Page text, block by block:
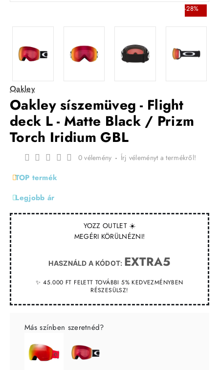
-28%
Oakley
Oakley síszemüveg - Flight
deck L - Matte Black / Prizm
Torch Iridium GBL
YOZZ OUTLET ☀️
MEGÉRI KÖRÜLNÉZNI!
HASZNÁLD A KÓDOT: EXTRA5
✨ 45.000 FT FELETT TOVÁBBI 5% KEDVEZMÉNYBEN
RÉSZESÜLSZ!
TOP termék
Legjobb ár
0 vélemény - Írj véleményt a termékről!
Más színben szeretnéd?